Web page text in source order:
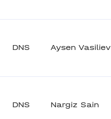
DNS Aysen Vasiliev
DNS Nargiz Sain